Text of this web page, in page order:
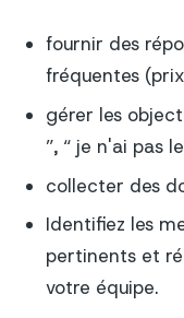
fournir des
fréquentes
gérer les
”, “ je n'ai pas
collecter des
Identifiez les
pertinents et
votre équipe.